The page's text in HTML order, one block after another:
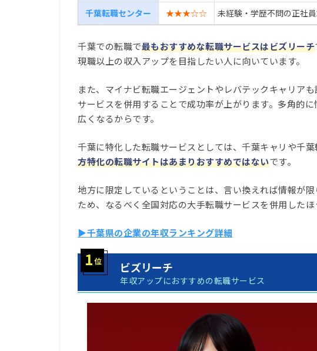
千葉転職センター
★★★☆☆ 未経験・学歴不問の正社
千葉での転職で最もおすすめな転職サービスはビズリーチ
現職以上の収入アップを目指したい人に向いています。
また、マイナビ転職エージェントやレバテックキャリア
サービスを併用することで成功率が上がります。多角的
広くなるからです。
千葉に特化した転職サービスとしては、千葉キャリや千
方特化の転職サイトはあまりおすすめではないです。
地方に限定しているということは、言い換えれば情報が
ため、なるべく全国対応の大手転職サービスを併用したほ
▶千葉県の企業の年収ランキング詳細
ビズリーチ
年収アップにおすすめの転職サービス